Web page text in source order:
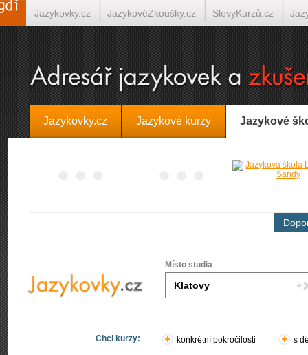
Jazykovky.cz Jazykové kurzy Jazykové
Místo studia
Chci kurzy: konkrétní pokročilosti s
Jazykovky.cz JazykovéZkoušky.cz SlevyKurzů.cz
Španělština on-line Italština on-line Tlumočení-